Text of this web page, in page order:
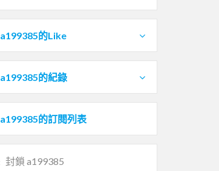
a199385的Like
a199385的紀錄
a199385的訂閱列表
封鎖 a199385